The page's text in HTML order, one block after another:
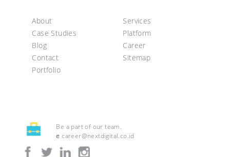
About
Case Studies
Blog
Contact
Portfolio
Services
Platform
Career
Sitemap
Be a part of our team.
e career@nextdigital.co.id